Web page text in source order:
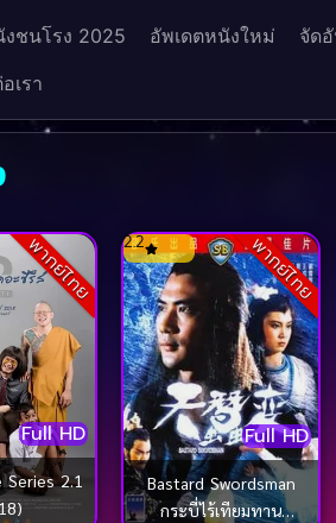
ชนโรง 2025 อัพเดตหนังใหม่
จัด
เรา
พากย์ไทย
Full HD
Series 2.1
พากย์ไทย
Full HD
2.2
Bastard Swordsman
กระบี่ไร้เทียมทาน